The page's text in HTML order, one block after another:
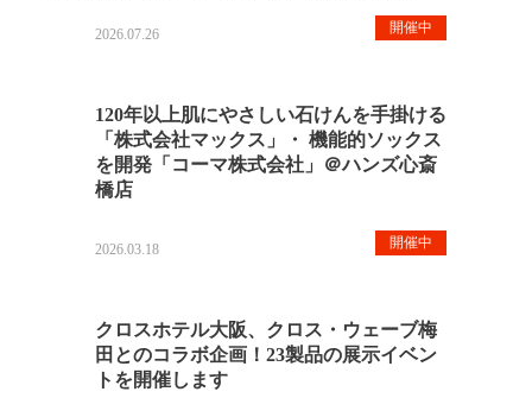
2026.07.26 開催中
120年以上肌にやさしい石けんを手掛ける
「株式会社マックス」・ 機能的ソックス
を開発「コーマ株式会社」＠ハンズ心斎
橋店
2026.03.18 開催中
クロスホテル大阪、クロス・ウェーブ梅
田とのコラボ企画！23製品の展示イベン
トを開催します